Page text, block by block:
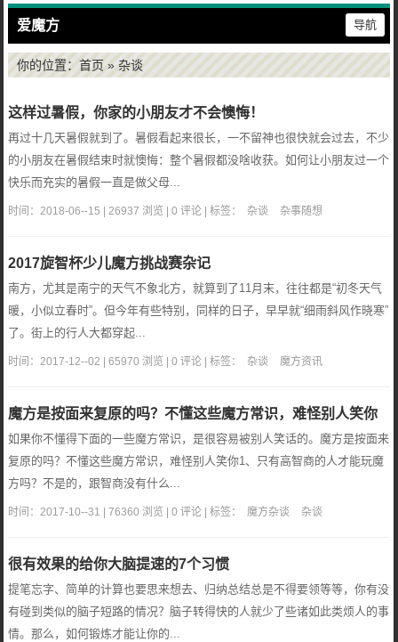
爱魔方 导航
你的位置： 首页» 杂谈
这样过暑假，你家的小朋友才不会懊悔！
再过十几天暑假就到了。暑假看起来很长，一不留神也很快就会过去，不少
的小朋友在暑假结束时就懊悔：整个暑假都没啥收获。如何让小朋友过一个
快乐而充实的暑假一直是做父母...
时间：2018-06--15 | 26937 浏览 | 0 评论 | 标签： 杂谈 杂事随想
2017旋智杯少儿魔方挑战赛杂记
南方，尤其是南宁的天气不象北方，就算到了11月末，往往都是“初冬天气
暖，小似立春时”。但今年有些特别，同样的日子，早早就“细雨斜风作晓寒”
了。街上的行人大都穿起...
时间：2017-12--02 | 65970 浏览 | 0 评论 | 标签： 杂谈 魔方资讯
魔方是按面来复原的吗？不懂这些魔方常识，难怪别人笑你
如果你不懂得下面的一些魔方常识，是很容易被别人笑话的。魔方是按面来
复原的吗？不懂这些魔方常识，难怪别人笑你1、只有高智商的人才能玩魔
方吗？不是的，跟智商没有什么...
时间：2017-10--31 | 76360 浏览 | 0 评论 | 标签： 魔方杂谈 杂谈
很有效果的给你大脑提速的7个习惯
提笔忘字、简单的计算也要思来想去、归纳总结总是不得要领等等，你有没
有碰到类似的脑子短路的情况？脑子转得快的人就少了些诸如此类烦人的事
情。那么，如何锻炼才能让你的...